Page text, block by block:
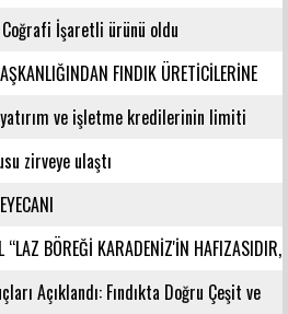
Coğrafi İşaretli ürünü oldu
FINDIK ÜRETİCİLERİNE
ve işletme kredilerinin limiti
zirveye ulaştı
“LAZ BÖREĞİ KARADENİZ'İN HAFIZASIDIR,
Açıklandı: Fındıkta Doğru Çeşit ve